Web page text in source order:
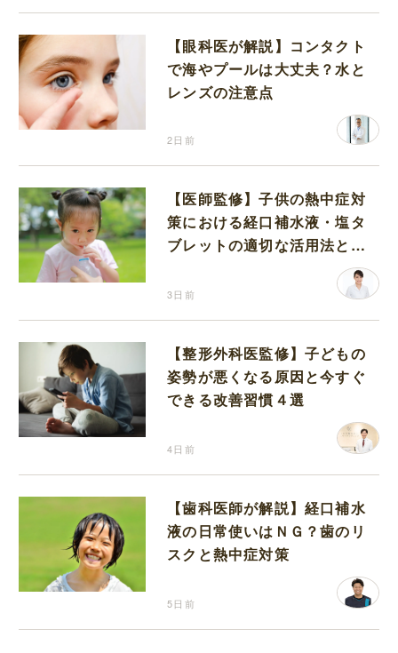
【眼科医が解説】コンタクト
で海やプールは大丈夫？水と
レンズの注意点
2日前
【医師監修】子供の熱中症対
策における経口補水液・塩タ
ブレットの適切な活用法と水
3日前
【整形外科医監修】子どもの
姿勢が悪くなる原因と今すぐ
できる改善習慣４選
4日前
【歯科医師が解説】経口補水
液の日常使いはＮＧ？歯のリ
スクと熱中症対策
5日前